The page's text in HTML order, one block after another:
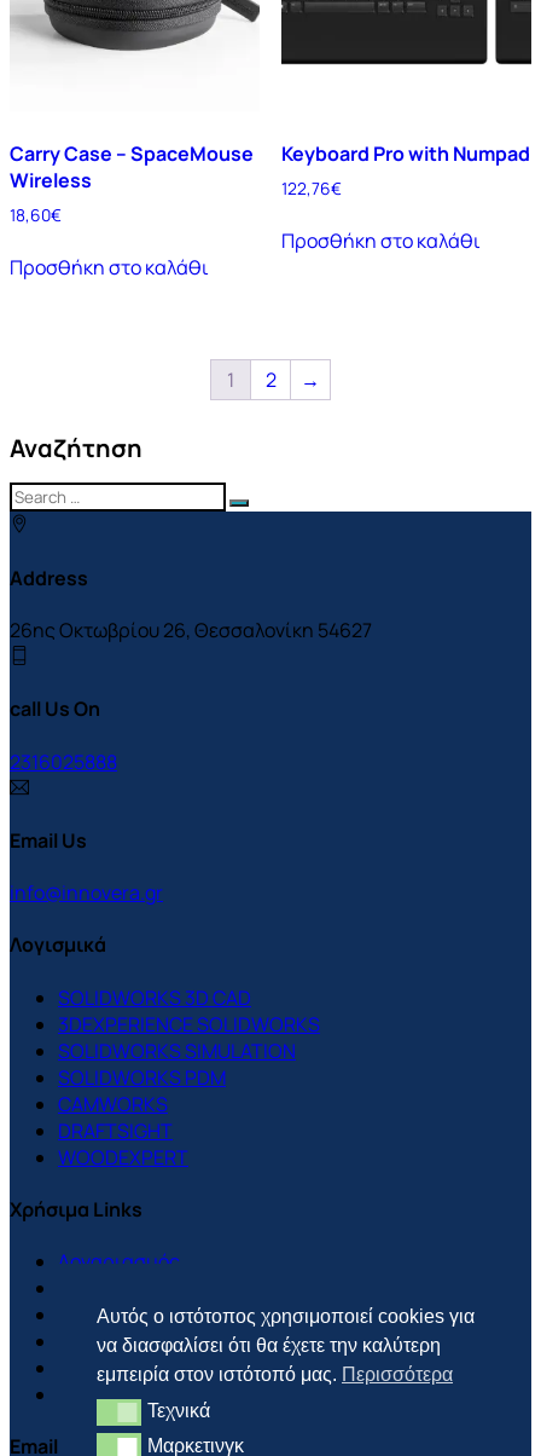
Carry Case – SpaceMouse
Wireless
18,60€
Προσθήκη στο καλάθι
Keyboard Pro with Numpad
122,76€
Προσθήκη στο καλάθι
1 2 →
Αναζήτηση
Address
26ης Οκτωβρίου 26, Θεσσαλονίκη 54627
call Us On
2316025888
Email Us
info@innovera.gr
Λογισμικά
SOLIDWORKS 3D CAD
3DEXPERIENCE SOLIDWORKS
SOLIDWORKS SIMULATION
SOLIDWORKS PDM
CAMWORKS
DRAFTSIGHT
WOODEXPERT
Χρήσιμα Links
Λογαριασμός
Πολιτική Cookies
Πολιτική Απορρήτου
Πολιτική Επιστροφών
Τρόποι Πληρωμής & Αποστολής
Email
Αυτός ο ιστότοπος χρησιμοποιεί cookies για
να διασφαλίσει ότι θα έχετε την καλύτερη
εμπειρία στον ιστότοπό μας. Περισσότερα
ΤεχνικάΤεχνικά
ΜαρκετινγκΜαρκετινγκ